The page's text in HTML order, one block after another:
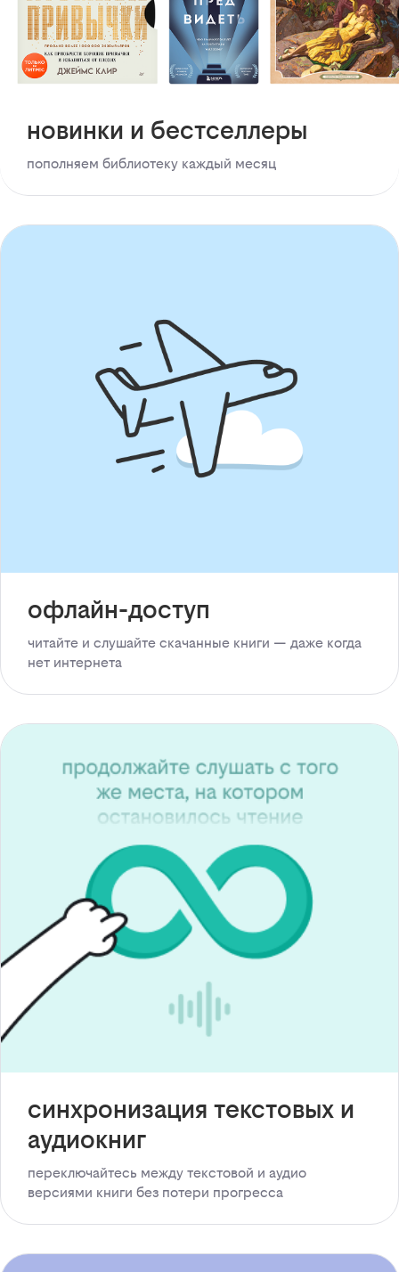
новинки и бестселлеры
пополняем библиотеку каждый месяц
офлайн-доступ
читайте и слушайте скачанные книги — даже когда
нет интернета
синхронизация текстовых и
аудиокниг
переключайтесь между текстовой и аудио
версиями книги без потери прогресса